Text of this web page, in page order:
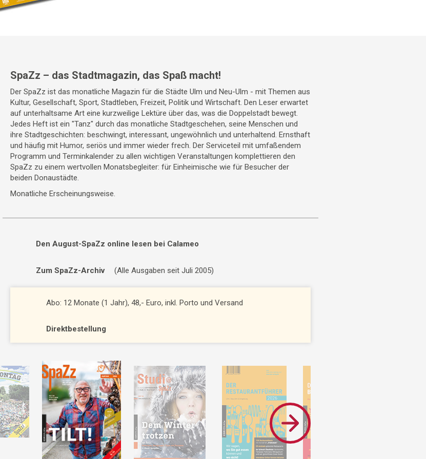
SpaZz – das Stadtmagazin, das Spaß macht!
Der SpaZz ist das monatliche Magazin für die Städte Ulm und Neu-Ulm - mit Themen aus
Kultur, Gesellschaft, Sport, Stadtleben, Freizeit, Politik und Wirtschaft. Den Leser erwartet
auf unterhaltsame Art eine kurzweilige Lektüre über das, was die Doppelstadt bewegt.
Jedes Heft ist ein "Tanz" durch das monatliche Stadtgeschehen, seine Menschen und
ihre Stadtgeschichten: beschwingt, interessant, ungewöhnlich und unterhaltend. Ernsthaft
und häufig mit Humor, seriös und immer wieder frech. Der Serviceteil mit umfaßendem
Programm und Terminkalender zu allen wichtigen Veranstaltungen komplettieren den
SpaZz zu einem wertvollen Monatsbegleiter: für Einheimische wie für Besucher der
beiden Donaustädte.
Monatliche Erscheinungsweise.
Den August-SpaZz online lesen bei Calameo
Zum SpaZz-Archiv (Alle Ausgaben seit Juli 2005)
Abo: 12 Monate (1 Jahr), 48,- Euro, inkl. Porto und Versand
Direktbestellung